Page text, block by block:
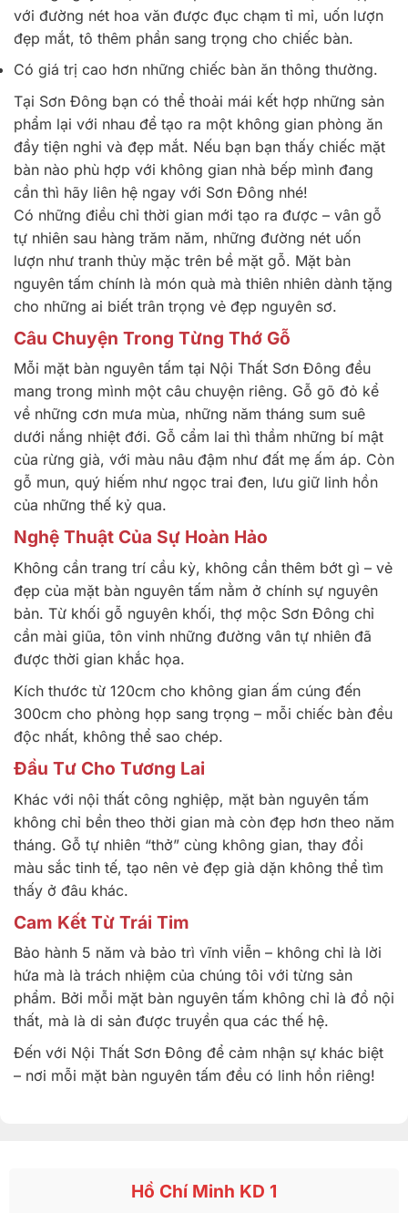
với đường nét hoa văn được đục chạm tỉ mỉ, uốn lượn
đẹp mắt, tô thêm phần sang trọng cho chiếc bàn.
Có giá trị cao hơn những chiếc bàn ăn thông thường.
Tại Sơn Đông bạn có thể thoải mái kết hợp những sản
phẩm lại với nhau để tạo ra một không gian phòng ăn
đầy tiện nghi và đẹp mắt. Nếu bạn bạn thấy chiếc mặt
bàn nào phù hợp với không gian nhà bếp mình đang
cần thì hãy liên hệ ngay với Sơn Đông nhé!
Có những điều chỉ thời gian mới tạo ra được – vân gỗ
tự nhiên sau hàng trăm năm, những đường nét uốn
lượn như tranh thủy mặc trên bề mặt gỗ. Mặt bàn
nguyên tấm chính là món quà mà thiên nhiên dành tặng
cho những ai biết trân trọng vẻ đẹp nguyên sơ.
Câu Chuyện Trong Từng Thớ Gỗ
Mỗi mặt bàn nguyên tấm tại Nội Thất Sơn Đông đều
mang trong mình một câu chuyện riêng. Gỗ gõ đỏ kể
về những cơn mưa mùa, những năm tháng sum suê
dưới nắng nhiệt đới. Gỗ cẩm lai thì thầm những bí mật
của rừng già, với màu nâu đậm như đất mẹ ấm áp. Còn
gỗ mun, quý hiếm như ngọc trai đen, lưu giữ linh hồn
của những thế kỷ qua.
Nghệ Thuật Của Sự Hoàn Hảo
Không cần trang trí cầu kỳ, không cần thêm bớt gì – vẻ
đẹp của mặt bàn nguyên tấm nằm ở chính sự nguyên
bản. Từ khối gỗ nguyên khối, thợ mộc Sơn Đông chỉ
cần mài giũa, tôn vinh những đường vân tự nhiên đã
được thời gian khắc họa.
Kích thước từ 120cm cho không gian ấm cúng đến
300cm cho phòng họp sang trọng – mỗi chiếc bàn đều
độc nhất, không thể sao chép.
Đầu Tư Cho Tương Lai
Khác với nội thất công nghiệp, mặt bàn nguyên tấm
không chỉ bền theo thời gian mà còn đẹp hơn theo năm
tháng. Gỗ tự nhiên “thở” cùng không gian, thay đổi
màu sắc tinh tế, tạo nên vẻ đẹp già dặn không thể tìm
thấy ở đâu khác.
Cam Kết Từ Trái Tim
Bảo hành 5 năm và bảo trì vĩnh viễn – không chỉ là lời
hứa mà là trách nhiệm của chúng tôi với từng sản
phẩm. Bởi mỗi mặt bàn nguyên tấm không chỉ là đồ nội
thất, mà là di sản được truyền qua các thế hệ.
Đến với Nội Thất Sơn Đông để cảm nhận sự khác biệt
– nơi mỗi mặt bàn nguyên tấm đều có linh hồn riêng!
Hồ Chí Minh KD 1